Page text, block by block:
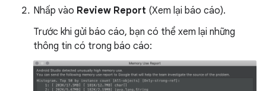
Nhấp vào Review Report (Xem lại báo cáo).
Trước khi gửi báo cáo, bạn có thể xem lại những
thông tin có trong báo cáo: